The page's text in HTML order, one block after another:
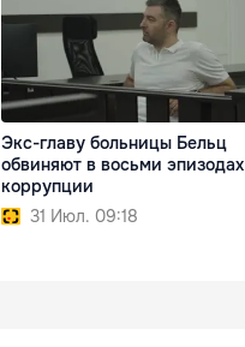
Экс-главу больницы Бельц
обвиняют в восьми эпизодах
коррупции
31 Июл. 09:18